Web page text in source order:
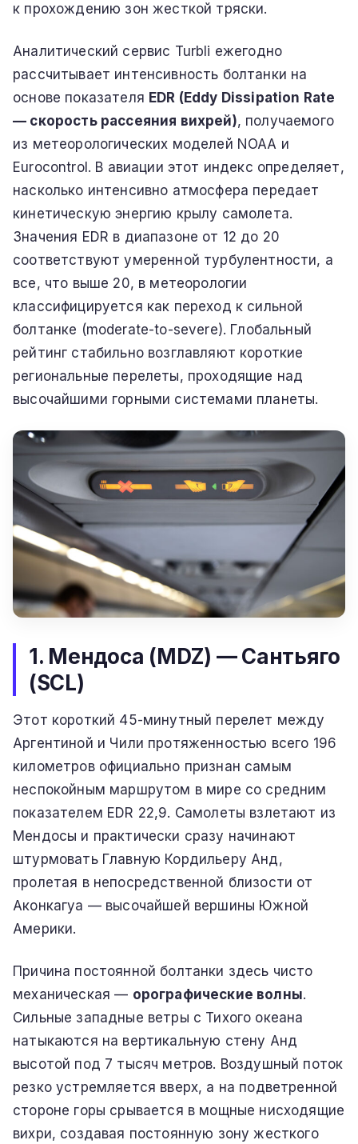
к прохождению зон жесткой тряски.
Аналитический сервис Turbli ежегодно
рассчитывает интенсивность болтанки на
основе показателя EDR (Eddy Dissipation Rate
— скорость рассеяния вихрей), получаемого
из метеорологических моделей NOAA и
Eurocontrol. В авиации этот индекс определяет,
насколько интенсивно атмосфера передает
кинетическую энергию крылу самолета.
Значения EDR в диапазоне от 12 до 20
соответствуют умеренной турбулентности, а
все, что выше 20, в метеорологии
классифицируется как переход к сильной
болтанке (moderate-to-severe). Глобальный
рейтинг стабильно возглавляют короткие
региональные перелеты, проходящие над
высочайшими горными системами планеты.
1. Мендоса (MDZ) — Сантьяго
(SCL)
Этот короткий 45-минутный перелет между
Аргентиной и Чили протяженностью всего 196
километров официально признан самым
неспокойным маршрутом в мире со средним
показателем EDR 22,9. Самолеты взлетают из
Мендосы и практически сразу начинают
штурмовать Главную Кордильеру Анд,
пролетая в непосредственной близости от
Аконкагуа — высочайшей вершины Южной
Америки.
Причина постоянной болтанки здесь чисто
механическая — орографические волны.
Сильные западные ветры с Тихого океана
натыкаются на вертикальную стену Анд
высотой под 7 тысяч метров. Воздушный поток
резко устремляется вверх, а на подветренной
стороне горы срывается в мощные нисходящие
вихри, создавая постоянную зону жесткого